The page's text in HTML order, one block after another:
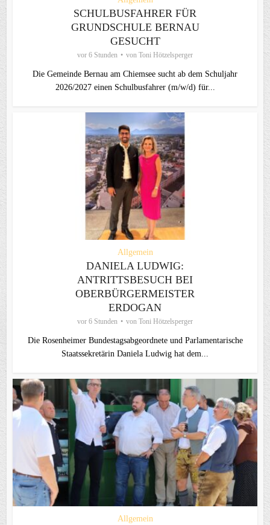
SCHULBUSFAHRER FÜR
GRUNDSCHULE BERNAU
GESUCHT
vor 6 Stunden von Toni Hötzelsperger
Die Gemeinde Bernau am Chiemsee sucht ab dem Schuljahr
2026/2027 einen Schulbusfahrer (m/w/d) für...
Allgemein
DANIELA LUDWIG:
ANTRITTSBESUCH BEI
OBERBÜRGERMEISTER
ERDOGAN
vor 6 Stunden von Toni Hötzelsperger
Die Rosenheimer Bundestagsabgeordnete und Parlamentarische
Staatssekretärin Daniela Ludwig hat dem...
Allgemein